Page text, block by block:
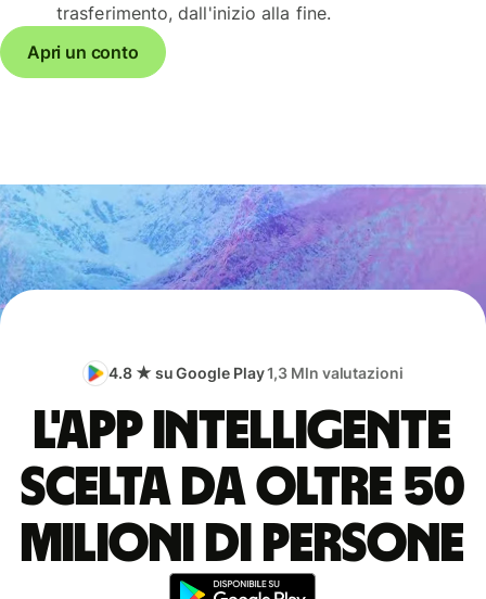
trasferimento, dall'inizio alla fine.
Apri un conto
4.8 ★ su Google Play1,3 Mln valutazioni
L'app intelligente
scelta da oltre 50
milioni di persone